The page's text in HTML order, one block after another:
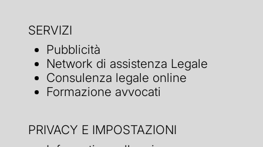
SERVIZI
Pubblicità
Network di assistenza Legale
Consulenza legale online
Formazione avvocati
PRIVACY E IMPOSTAZIONI